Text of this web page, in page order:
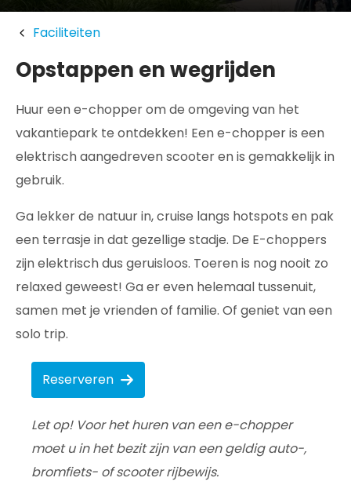
Faciliteiten
Opstappen en wegrijden
Huur een e-chopper om de omgeving van het
vakantiepark te ontdekken! Een e-chopper is een
elektrisch aangedreven scooter en is gemakkelijk in
gebruik.
Ga lekker de natuur in, cruise langs hotspots en pak
een terrasje in dat gezellige stadje. De E-choppers
zijn elektrisch dus geruisloos. Toeren is nog nooit zo
relaxed geweest! Ga er even helemaal tussenuit,
samen met je vrienden of familie. Of geniet van een
solo trip.
Reserveren
Let op! Voor het huren van een e-chopper
moet u in het bezit zijn van een geldig auto-,
bromfiets- of scooter rijbewijs.